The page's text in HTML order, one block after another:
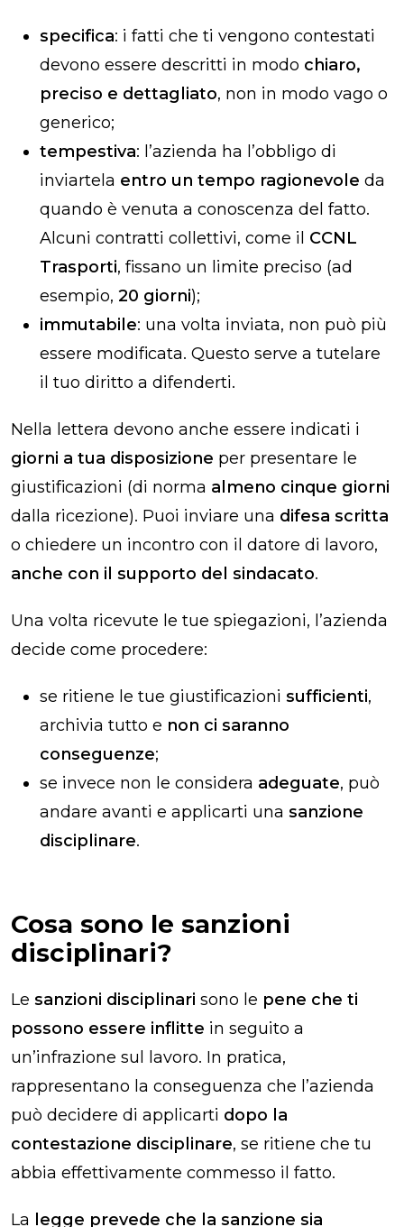
specifica: i fatti che ti vengono contestati
devono essere descritti in modo chiaro,
preciso e dettagliato, non in modo vago o
generico;
tempestiva: l’azienda ha l’obbligo di
inviartela entro un tempo ragionevole da
quando è venuta a conoscenza del fatto.
Alcuni contratti collettivi, come il CCNL
Trasporti, fissano un limite preciso (ad
esempio, 20 giorni);
immutabile: una volta inviata, non può più
essere modificata. Questo serve a tutelare
il tuo diritto a difenderti.
Nella lettera devono anche essere indicati i
giorni a tua disposizione per presentare le
giustificazioni (di norma almeno cinque giorni
dalla ricezione). Puoi inviare una difesa scritta
o chiedere un incontro con il datore di lavoro,
anche con il supporto del sindacato.
Una volta ricevute le tue spiegazioni, l’azienda
decide come procedere:
se ritiene le tue giustificazioni sufficienti,
archivia tutto e non ci saranno
conseguenze;
se invece non le considera adeguate, può
andare avanti e applicarti una sanzione
disciplinare.
Cosa sono le sanzioni
disciplinari?
Le sanzioni disciplinari sono le pene che ti
possono essere inflitte in seguito a
un’infrazione sul lavoro. In pratica,
rappresentano la conseguenza che l’azienda
può decidere di applicarti dopo la
contestazione disciplinare, se ritiene che tu
abbia effettivamente commesso il fatto.
La
legge prevede che la sanzione sia